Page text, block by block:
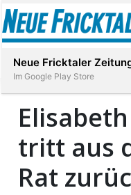
tritt aus
Rat
Neue Fricktaler
Im Google Play Store